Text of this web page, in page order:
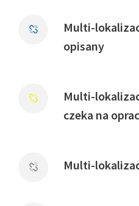
Multi-
opisany
Multi-
czeka na
Multi-